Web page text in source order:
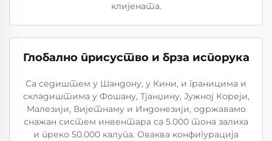
клијената.
Глобално присуство и брза испорука
Са седиштем у Шандону, у Кини, и границима и
складиштима у Фошану, Тјанџину, Јужној Кореји,
Малезији, Вијетнаму и Индонезији, одржавамо
снажан систем инвентара са 5.000 тона залиха
и преко 50.000 калупа. Оваква конфигурација